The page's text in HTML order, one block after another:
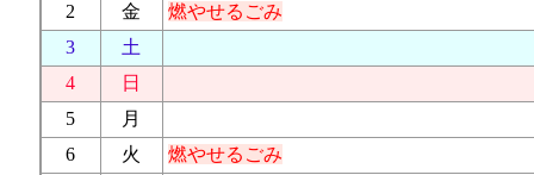
2
金
燃やせるごみ
3
土
4
日
5
月
6
火
燃やせるごみ